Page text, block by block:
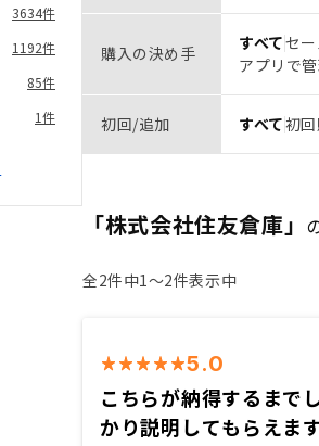
3634件
1192件
85件
1件
購入の決め手 すべてセ
アプリで
初回/追加 すべて初
「株式会社住友倉庫」
全2件中1〜2件表示中
5.0
こちらが納得するまで
かり説明してもらえま